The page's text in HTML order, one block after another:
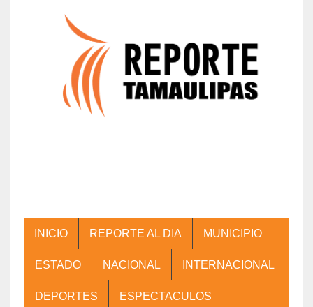
INICIO REPORTE AL DIA MUNICIPIO
ESTADO NACIONAL INTERNACIONAL
DEPORTES ESPECTACULOS